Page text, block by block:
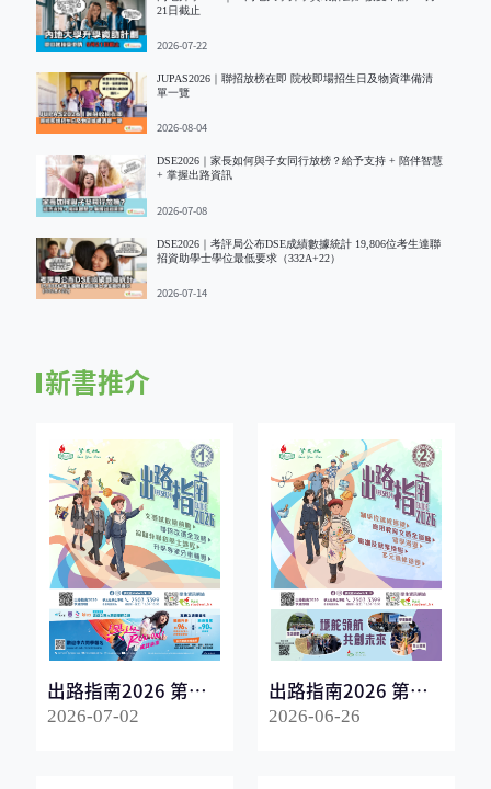
21日截止
2026-07-22
JUPAS2026｜聯招放榜在即 院校即場招生日及物資準備清
單一覽
2026-08-04
DSE2026｜家長如何與子女同行放榜？給予支持 + 陪伴智慧
+ 掌握出路資訊
2026-07-08
DSE2026｜考評局公布DSE成績數據統計 19,806位考生達聯
招資助學士學位最低要求（332A+22）
2026-07-14
新書推介
出路指南2026 第一
冊
2026-07-02
出路指南2026 第二
冊
2026-06-26